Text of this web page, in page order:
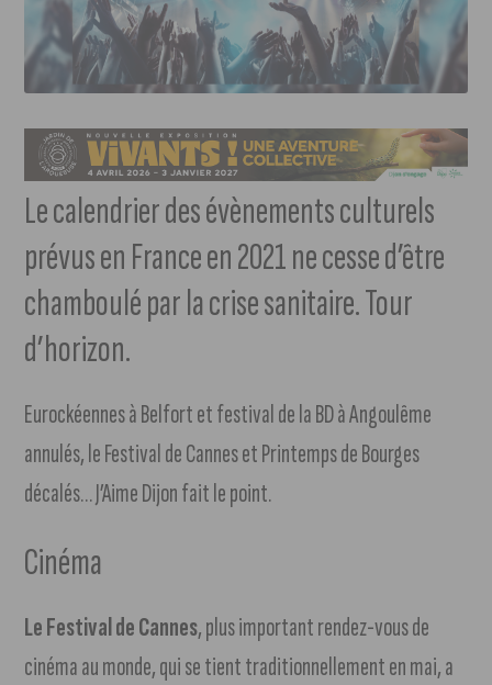
Le calendrier des évènements culturels
prévus en France en 2021 ne cesse d’être
chamboulé par la crise sanitaire. Tour
d’horizon.
Eurockéennes à Belfort et festival de la BD à Angoulême
annulés, le Festival de Cannes et Printemps de Bourges
décalés… J’Aime Dijon fait le point.
Cinéma
Le Festival de Cannes, plus important rendez-vous de
cinéma au monde, qui se tient traditionnellement en mai, a